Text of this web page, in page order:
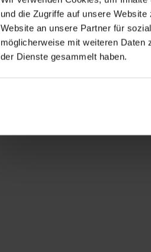
und die Zugriffe auf unsere
Website an unsere Partner für
möglicherweise mit weiteren Daten
der Dienste gesammelt haben.